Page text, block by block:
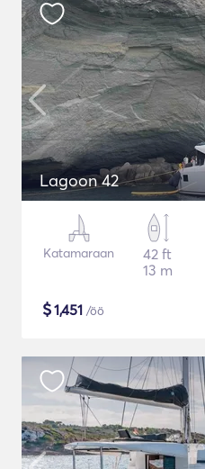
Lagoon 42
Katamaraan
42 ft
13 m
$1,451 /öö